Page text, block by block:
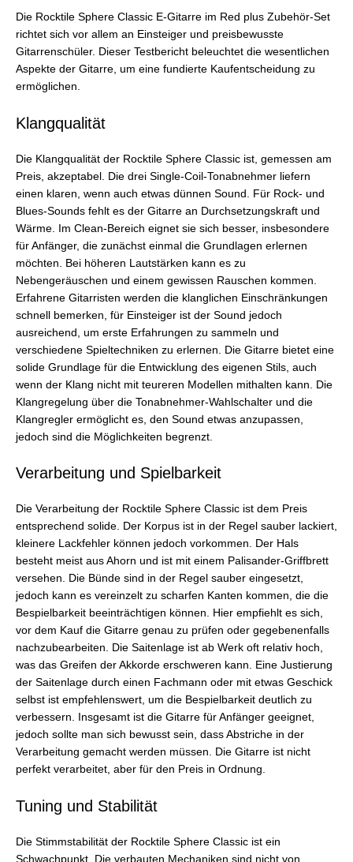
Die Rocktile Sphere Classic E-Gitarre im Red plus Zubehör-Set
richtet sich vor allem an Einsteiger und preisbewusste
Gitarrenschüler. Dieser Testbericht beleuchtet die wesentlichen
Aspekte der Gitarre, um eine fundierte Kaufentscheidung zu
ermöglichen.
Klangqualität
Die Klangqualität der Rocktile Sphere Classic ist, gemessen am
Preis, akzeptabel. Die drei Single-Coil-Tonabnehmer liefern
einen klaren, wenn auch etwas dünnen Sound. Für Rock- und
Blues-Sounds fehlt es der Gitarre an Durchsetzungskraft und
Wärme. Im Clean-Bereich eignet sie sich besser, insbesondere
für Anfänger, die zunächst einmal die Grundlagen erlernen
möchten. Bei höheren Lautstärken kann es zu
Nebengeräuschen und einem gewissen Rauschen kommen.
Erfahrene Gitarristen werden die klanglichen Einschränkungen
schnell bemerken, für Einsteiger ist der Sound jedoch
ausreichend, um erste Erfahrungen zu sammeln und
verschiedene Spieltechniken zu erlernen. Die Gitarre bietet eine
solide Grundlage für die Entwicklung des eigenen Stils, auch
wenn der Klang nicht mit teureren Modellen mithalten kann. Die
Klangregelung über die Tonabnehmer-Wahlschalter und die
Klangregler ermöglicht es, den Sound etwas anzupassen,
jedoch sind die Möglichkeiten begrenzt.
Verarbeitung und Spielbarkeit
Die Verarbeitung der Rocktile Sphere Classic ist dem Preis
entsprechend solide. Der Korpus ist in der Regel sauber lackiert,
kleinere Lackfehler können jedoch vorkommen. Der Hals
besteht meist aus Ahorn und ist mit einem Palisander-Griffbrett
versehen. Die Bünde sind in der Regel sauber eingesetzt,
jedoch kann es vereinzelt zu scharfen Kanten kommen, die die
Bespielbarkeit beeinträchtigen können. Hier empfiehlt es sich,
vor dem Kauf die Gitarre genau zu prüfen oder gegebenenfalls
nachzubearbeiten. Die Saitenlage ist ab Werk oft relativ hoch,
was das Greifen der Akkorde erschweren kann. Eine Justierung
der Saitenlage durch einen Fachmann oder mit etwas Geschick
selbst ist empfehlenswert, um die Bespielbarkeit deutlich zu
verbessern. Insgesamt ist die Gitarre für Anfänger geeignet,
jedoch sollte man sich bewusst sein, dass Abstriche in der
Verarbeitung gemacht werden müssen. Die Gitarre ist nicht
perfekt verarbeitet, aber für den Preis in Ordnung.
Tuning und Stabilität
Die Stimmstabilität der Rocktile Sphere Classic ist ein
Schwachpunkt. Die verbauten Mechaniken sind nicht von